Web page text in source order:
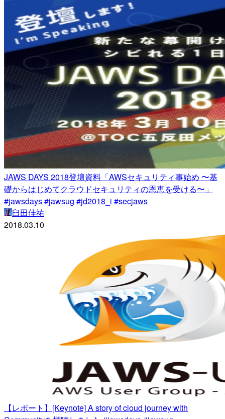
JAWS DAYS 2018登壇資料「AWSセキュリティ事始め 〜基
礎からはじめてクラウドセキュリティの恩恵を受ける〜」
#jawsdays #jawsug #jd2018_i #secjaws
臼田佳祐
2018.03.10
【レポート】[Keynote] A story of cloud journey with